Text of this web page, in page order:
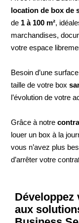
location de box de
de 1 à 100 m²,
marchandises,
votre espace
Besoin d’une
taille de votre box
l’évolution de votre
Grâce à notre
louer un box à la
vous n’avez plus
d’arrêter votre
Développez
aux